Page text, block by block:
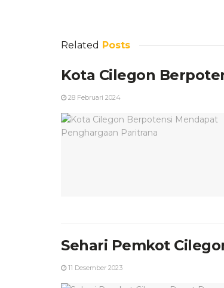
Related Posts
Kota Cilegon
28 Februari 2024
Sehari Pemkot
11 Desember 2023